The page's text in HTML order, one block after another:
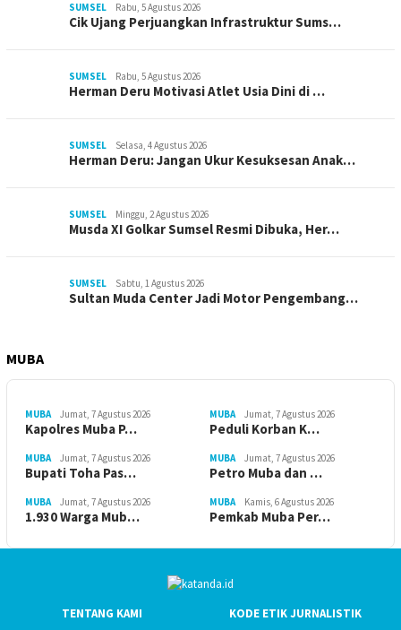
SUMSEL Rabu, 5 Agustus 2026
Cik Ujang Perjuangkan Infrastruktur Sums…
SUMSEL Rabu, 5 Agustus 2026
Herman Deru Motivasi Atlet Usia Dini di …
SUMSEL Selasa, 4 Agustus 2026
Herman Deru: Jangan Ukur Kesuksesan Anak…
SUMSEL Minggu, 2 Agustus 2026
Musda XI Golkar Sumsel Resmi Dibuka, Her…
SUMSEL Sabtu, 1 Agustus 2026
Sultan Muda Center Jadi Motor Pengembang…
MUBA
MUBA Jumat, 7 Agustus 2026
Kapolres Muba P…
MUBA Jumat, 7 Agustus 2026
Peduli Korban K…
MUBA Jumat, 7 Agustus 2026
Bupati Toha Pas…
MUBA Jumat, 7 Agustus 2026
Petro Muba dan …
MUBA Jumat, 7 Agustus 2026
1.930 Warga Mub…
MUBA Kamis, 6 Agustus 2026
Pemkab Muba Per…
TENTANG KAMI KODE ETIK JURNALISTIK